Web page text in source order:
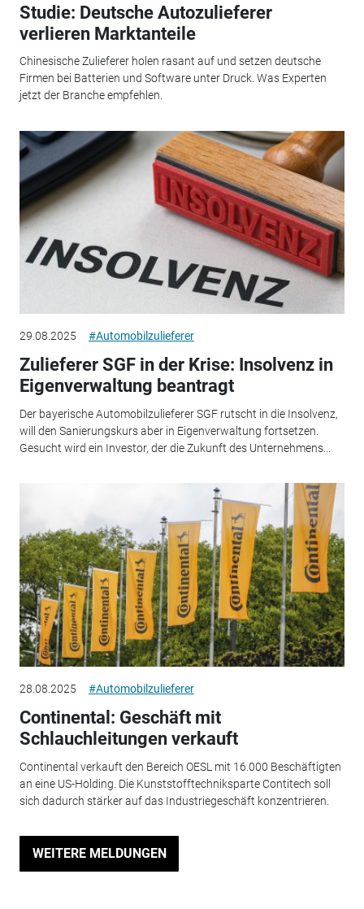
Studie: Deutsche Autozulieferer
verlieren Marktanteile
Chinesische Zulieferer holen rasant auf und setzen deutsche
Firmen bei Batterien und Software unter Druck. Was Experten
jetzt der Branche empfehlen.
29.08.2025 #Automobilzulieferer
Zulieferer SGF in der Krise: Insolvenz in
Eigenverwaltung beantragt
Der bayerische Automobilzulieferer SGF rutscht in die Insolvenz,
will den Sanierungskurs aber in Eigenverwaltung fortsetzen.
Gesucht wird ein Investor, der die Zukunft des Unternehmens...
28.08.2025 #Automobilzulieferer
Continental: Geschäft mit
Schlauchleitungen verkauft
Continental verkauft den Bereich OESL mit 16.000 Beschäftigten
an eine US-Holding. Die Kunststofftechniksparte Contitech soll
sich dadurch stärker auf das Industriegeschäft konzentrieren.
WEITERE MELDUNGEN